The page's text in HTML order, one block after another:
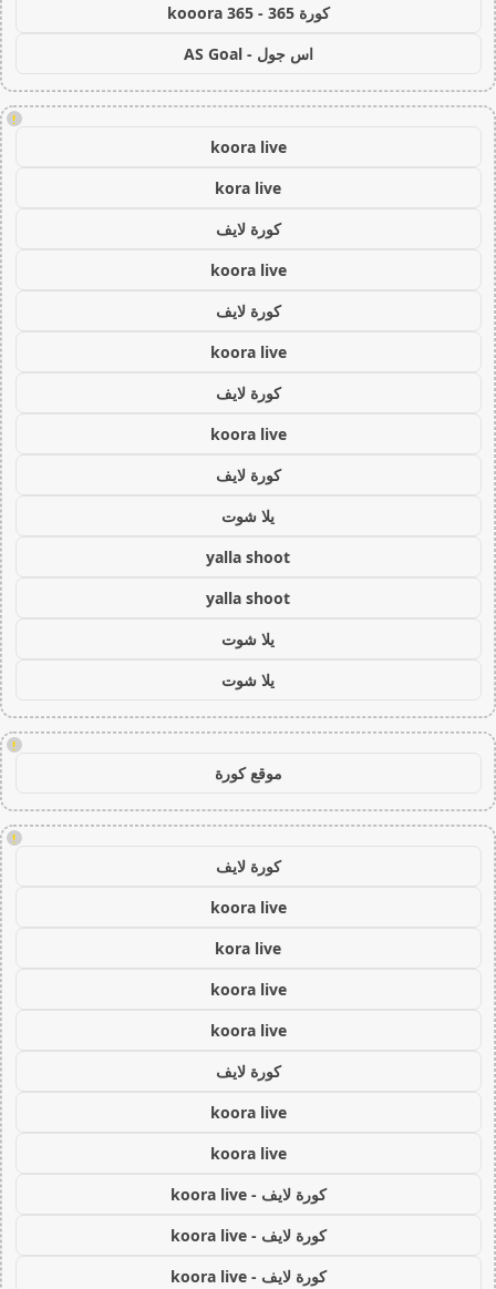
كورة 365 - kooora 365
اس جول - AS Goal
!
koora live
kora live
كورة لايف
koora live
كورة لايف
koora live
كورة لايف
koora live
كورة لايف
يلا شوت
yalla shoot
yalla shoot
يلا شوت
يلا شوت
!
موقع كورة
!
كورة لايف
koora live
kora live
koora live
koora live
كورة لايف
koora live
koora live
كورة لايف - koora live
كورة لايف - koora live
كورة لايف - koora live